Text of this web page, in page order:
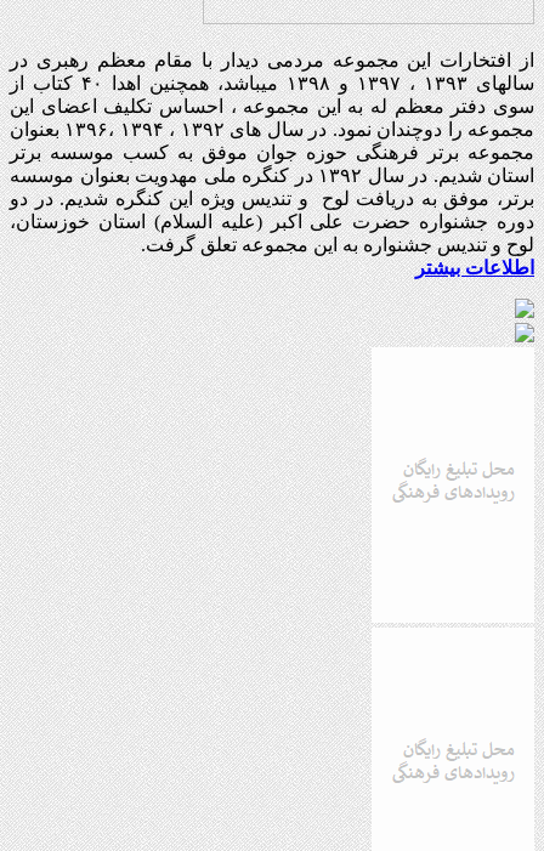
از افتخارات این مجموعه مردمی دیدار با مقام معظم رهبری در
سالهای ۱۳۹۳ ، ۱۳۹۷ و ۱۳۹۸ میباشد، همچنین اهدا ۴۰ کتاب از
سوی دفتر معظم له به این مجموعه ، احساس تکلیف اعضای این
مجموعه را دوچندان نمود. در سال های ۱۳۹۲ ، ۱۳۹۴ ،۱۳۹۶ بعنوان
مجموعه برتر فرهنگی حوزه جوان موفق به کسب موسسه برتر
استان شدیم. در سال ۱۳۹۲ در کنگره ملی مهدویت بعنوان موسسه
برتر، موفق به دریافت لوح و تندیس ویژه این کنگره شدیم. در دو
دوره جشنواره حضرت علی اکبر (علیه السلام) استان خوزستان،
لوح و تندیس جشنواره به این مجموعه تعلق گرفت.
اطلاعات بیشتر